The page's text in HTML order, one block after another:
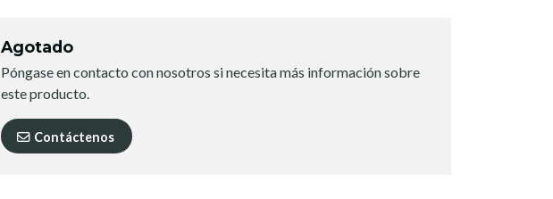
Agotado
Póngase en contacto con nosotros si necesita más información sobre
este producto.
Contáctenos